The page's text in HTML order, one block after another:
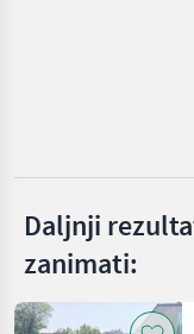
Krone
Tebbe
Prikaži
Daljnji
zanimati: